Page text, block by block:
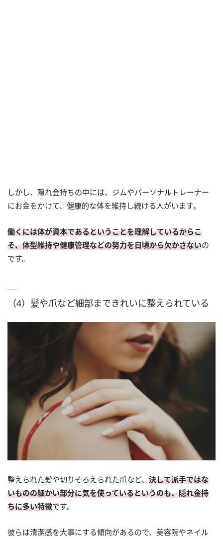
しかし、隠れ金持ちの中には、ジムやパーソナルトレーナー
にお金をかけて、健康的な体を維持し続ける人がいます。
働くには体が資本であるということを理解しているからこ
そ、体型維持や健康管理などの努力を日頃から欠かさないの
です。
（4）髪や爪など細部まできれいに整えられている
整えられた髪や切りそろえられた爪など、 決して派手ではな
いものの細かい部分に気を使っているというのも、隠れ金持
ちに多い特徴です。
彼らは清潔感を大事にする傾向があるので、美容院やネイル